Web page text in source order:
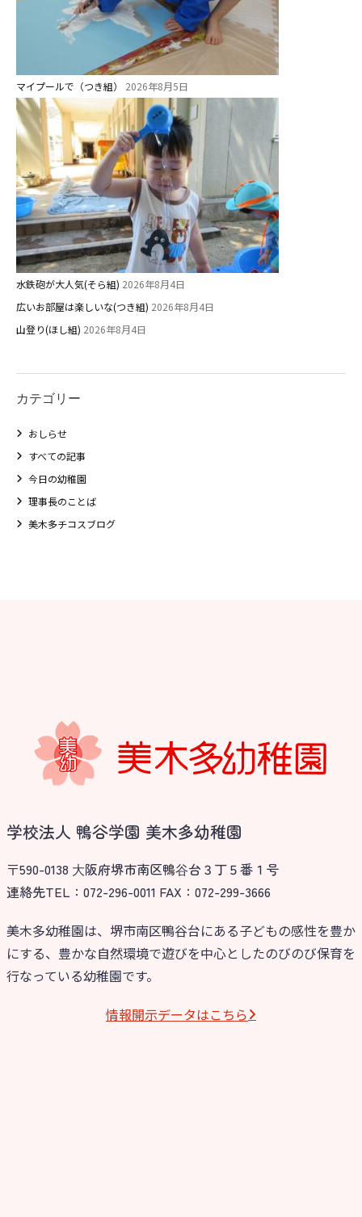
マイプールで（つき組） 2026年8月5日
水鉄砲が大人気(そら組) 2026年8月4日
広いお部屋は楽しいな(つき組) 2026年8月4日
山登り(ほし組) 2026年8月4日
カテゴリー
おしらせ
すべての記事
今日の幼稚園
理事長のことば
美木多チコスブログ
学校法人 鴨谷学園 美木多幼稚園
〒590-0138 ⼤阪府堺市南区鴨⾕台３丁５番１号
連絡先TEL：072-296-0011 FAX：072-299-3666
美木多幼稚園は、堺市南区鴨谷台にある子どもの感性を豊か
にする、豊かな自然環境で遊びを中心としたのびのび保育を
行なっている幼稚園です。
情報開⽰データはこちら
園のこと
園舎案内
安⼼・安全対策
給⾷
課外教室
理事長のことば
教育と保育
美⽊多幼稚園の理想
園の1⽇
年間⾏事
美⽊多チコス
美⽊多チコスブログ
未就園児クラス
0歳親子登園［マカロンクラス ]
学校法⼈諏訪森学園 諏訪森幼稚
園
⼤阪府私⽴幼稚園連盟